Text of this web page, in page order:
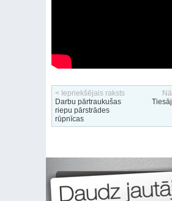
< Iepriekšējais raksts
Darbu pārtraukušas
riepu pārstrādes
rūpnīcas